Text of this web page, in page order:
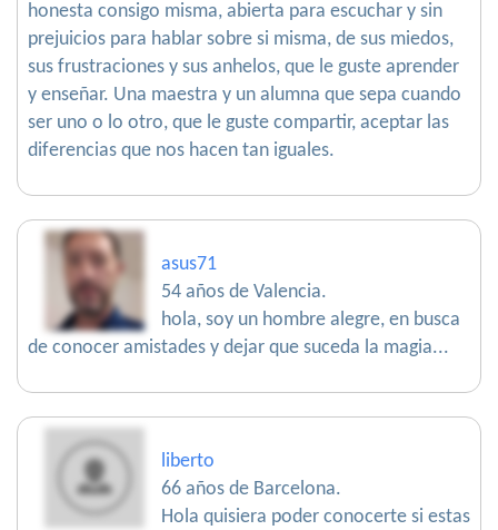
honesta consigo misma, abierta para escuchar y sin
prejuicios para hablar sobre si misma, de sus miedos,
sus frustraciones y sus anhelos, que le guste aprender
y enseñar. Una maestra y un alumna que sepa cuando
ser uno o lo otro, que le guste compartir, aceptar las
diferencias que nos hacen tan iguales.
asus71
54 años de Valencia.
hola, soy un hombre alegre, en busca
de conocer amistades y dejar que suceda la magia...
liberto
66 años de Barcelona.
Hola quisiera poder conocerte si estas